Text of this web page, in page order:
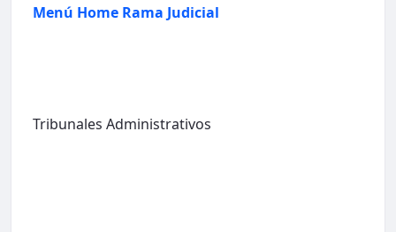
Menú Home Rama Judicial
Tribunales Administrativos